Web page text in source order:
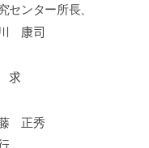
ンター所長、
康司
求
正秀